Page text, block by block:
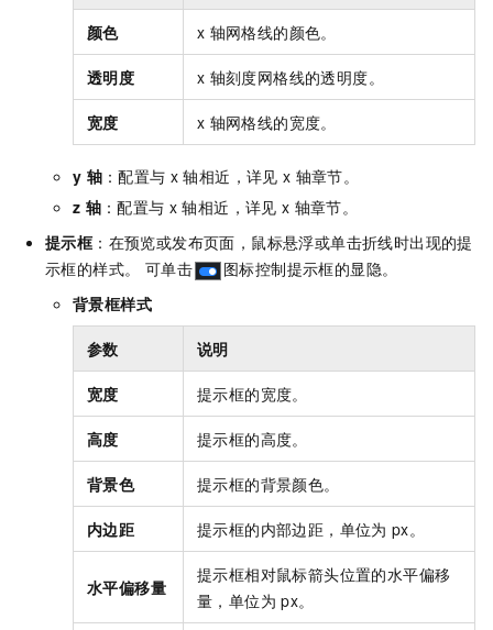
颜色 x 轴网格线的颜色。
透明度 x 轴刻度网格线的透明度。
宽度 x 轴网格线的宽度。
y 轴 ：配置与 x 轴相近，详见 x 轴章节。
z 轴 ：配置与 x 轴相近，详见 x 轴章节。
提示框：在预览或发布页面，鼠标悬浮或单击折线时出现的提
示框的样式。 可单击
图标控制提示框的显隐。
背景框样式
参数 说明
宽度 提示框的宽度。
高度 提示框的高度。
背景色 提示框的背景颜色。
内边距 提示框的内部边距，单位为 px。
水平偏移量
提示框相对鼠标箭头位置的水平偏移
量，单位为 px。